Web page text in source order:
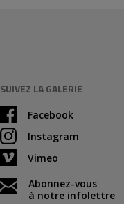
SUIVEZ LA GALERIE
Facebook
Instagram
Vimeo
Abonnez-vous
à notre infolettre